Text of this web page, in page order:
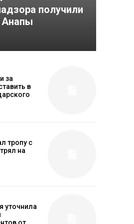
получили
Анапы
за
в
тропу с
на
уточнила